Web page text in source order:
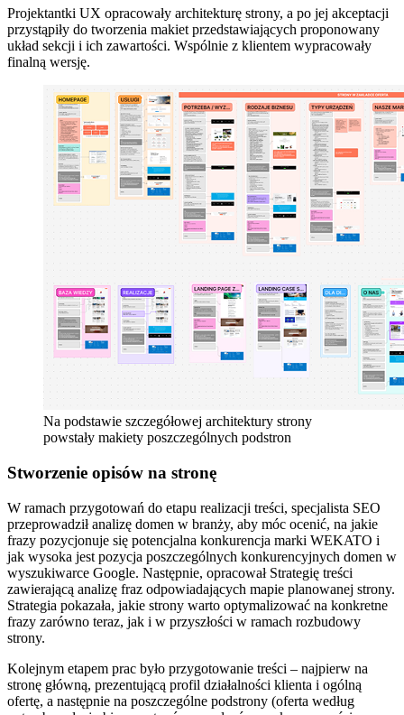
Projektantki UX opracowały architekturę strony, a po jej akceptacji
przystąpiły do tworzenia makiet przedstawiających proponowany
układ sekcji i ich zawartości. Wspólnie z klientem wypracowały
finalną wersję.
Na podstawie szczegółowej architektury strony
powstały makiety poszczególnych podstron
Stworzenie opisów na stronę
W ramach przygotowań do etapu realizacji treści, specjalista SEO
przeprowadził analizę domen w branży, aby móc ocenić, na jakie
frazy pozycjonuje się potencjalna konkurencja marki WEKATO i
jak wysoka jest pozycja poszczególnych konkurencyjnych domen w
wyszukiwarce Google. Następnie, opracował Strategię treści
zawierającą analizę fraz odpowiadających mapie planowanej strony.
Strategia pokazała, jakie strony warto optymalizować na konkretne
frazy zarówno teraz, jak i w przyszłości w ramach rozbudowy
strony.
Kolejnym etapem prac było przygotowanie treści – najpierw na
stronę główną, prezentującą profil działalności klienta i ogólną
ofertę, a następnie na poszczególne podstrony (oferta według